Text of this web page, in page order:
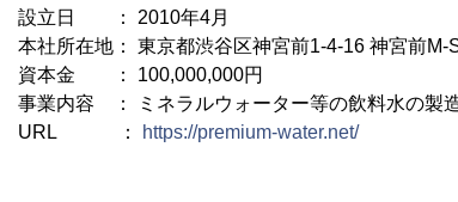
設立日 ： 2010年4月
本社所在地： 東京都渋谷区神宮前1-4-16 神宮前M-
資本金 ： 100,000,000円
事業内容 ： ミネラルウォーター等の飲料水の製
URL ：
https://premium-water.net/